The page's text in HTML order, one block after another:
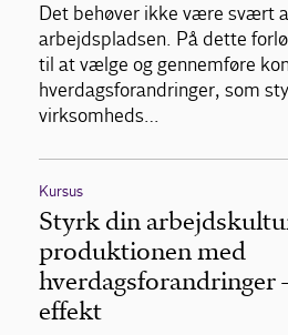
Det behøver ikke være svært
arbejdspladsen. På dette
til at vælge og gennemføre
hverdagsforandringer, som
virksomheds…
Kursus
Styrk din
produktionen med
hverdagsforandringer
effekt